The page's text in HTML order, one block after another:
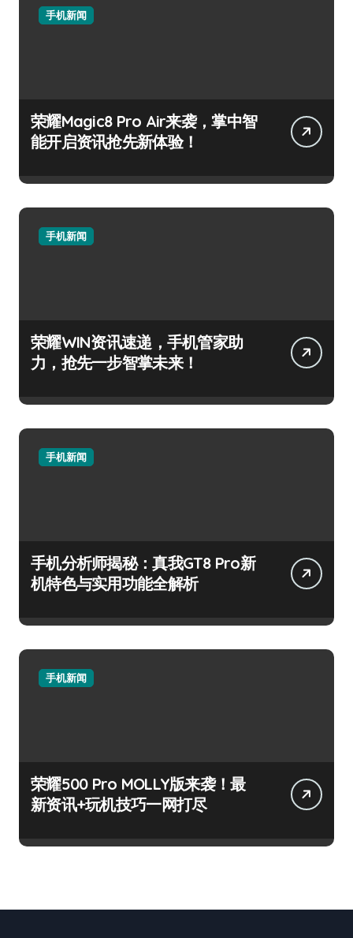
手机新闻
荣耀Magic8 Pro Air来袭，掌中智
能开启资讯抢先新体验！
手机新闻
荣耀WIN资讯速递，手机管家助
力，抢先一步智掌未来！
手机新闻
手机分析师揭秘：真我GT8 Pro新
机特色与实用功能全解析
手机新闻
荣耀500 Pro MOLLY版来袭！最
新资讯+玩机技巧一网打尽